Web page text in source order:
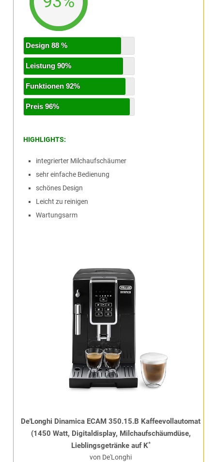
Design 88 %
Leistung 90%
Funktionen 92%
Preis 96%
HIGHLIGHTS:
integrierter Milchaufschäumer
sehr einfache Bedienung
schönes Design
Leicht zu reinigen
Wartungsarm
De'Longhi Dinamica ECAM 350.15.B Kaffeevollautomat
(1450 Watt, Digitaldisplay, Milchaufschäumdüse,
Lieblingsgetränke auf K*
von De'Longhi